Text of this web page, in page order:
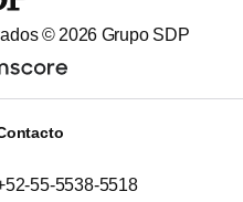
© 2026 Grupo SDP
55-5538-5518